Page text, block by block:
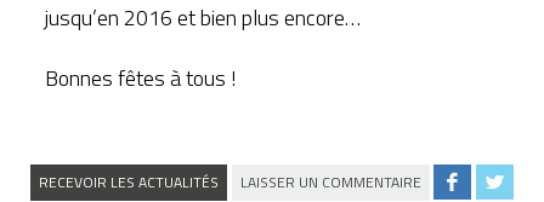
jusqu’en 2016 et bien plus encore…
Bonnes fêtes à tous !
RECEVOIR LES ACTUALITÉS LAISSER UN COMMENTAIRE